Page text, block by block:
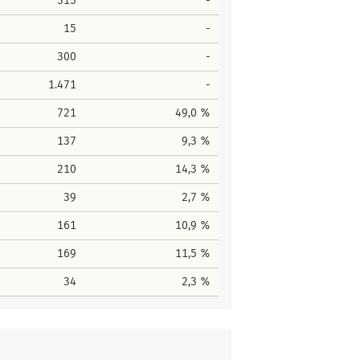
15 -
300 -
1.471 -
721 49,0 %
137 9,3 %
210 14,3 %
39 2,7 %
161 10,9 %
169 11,5 %
34 2,3 %